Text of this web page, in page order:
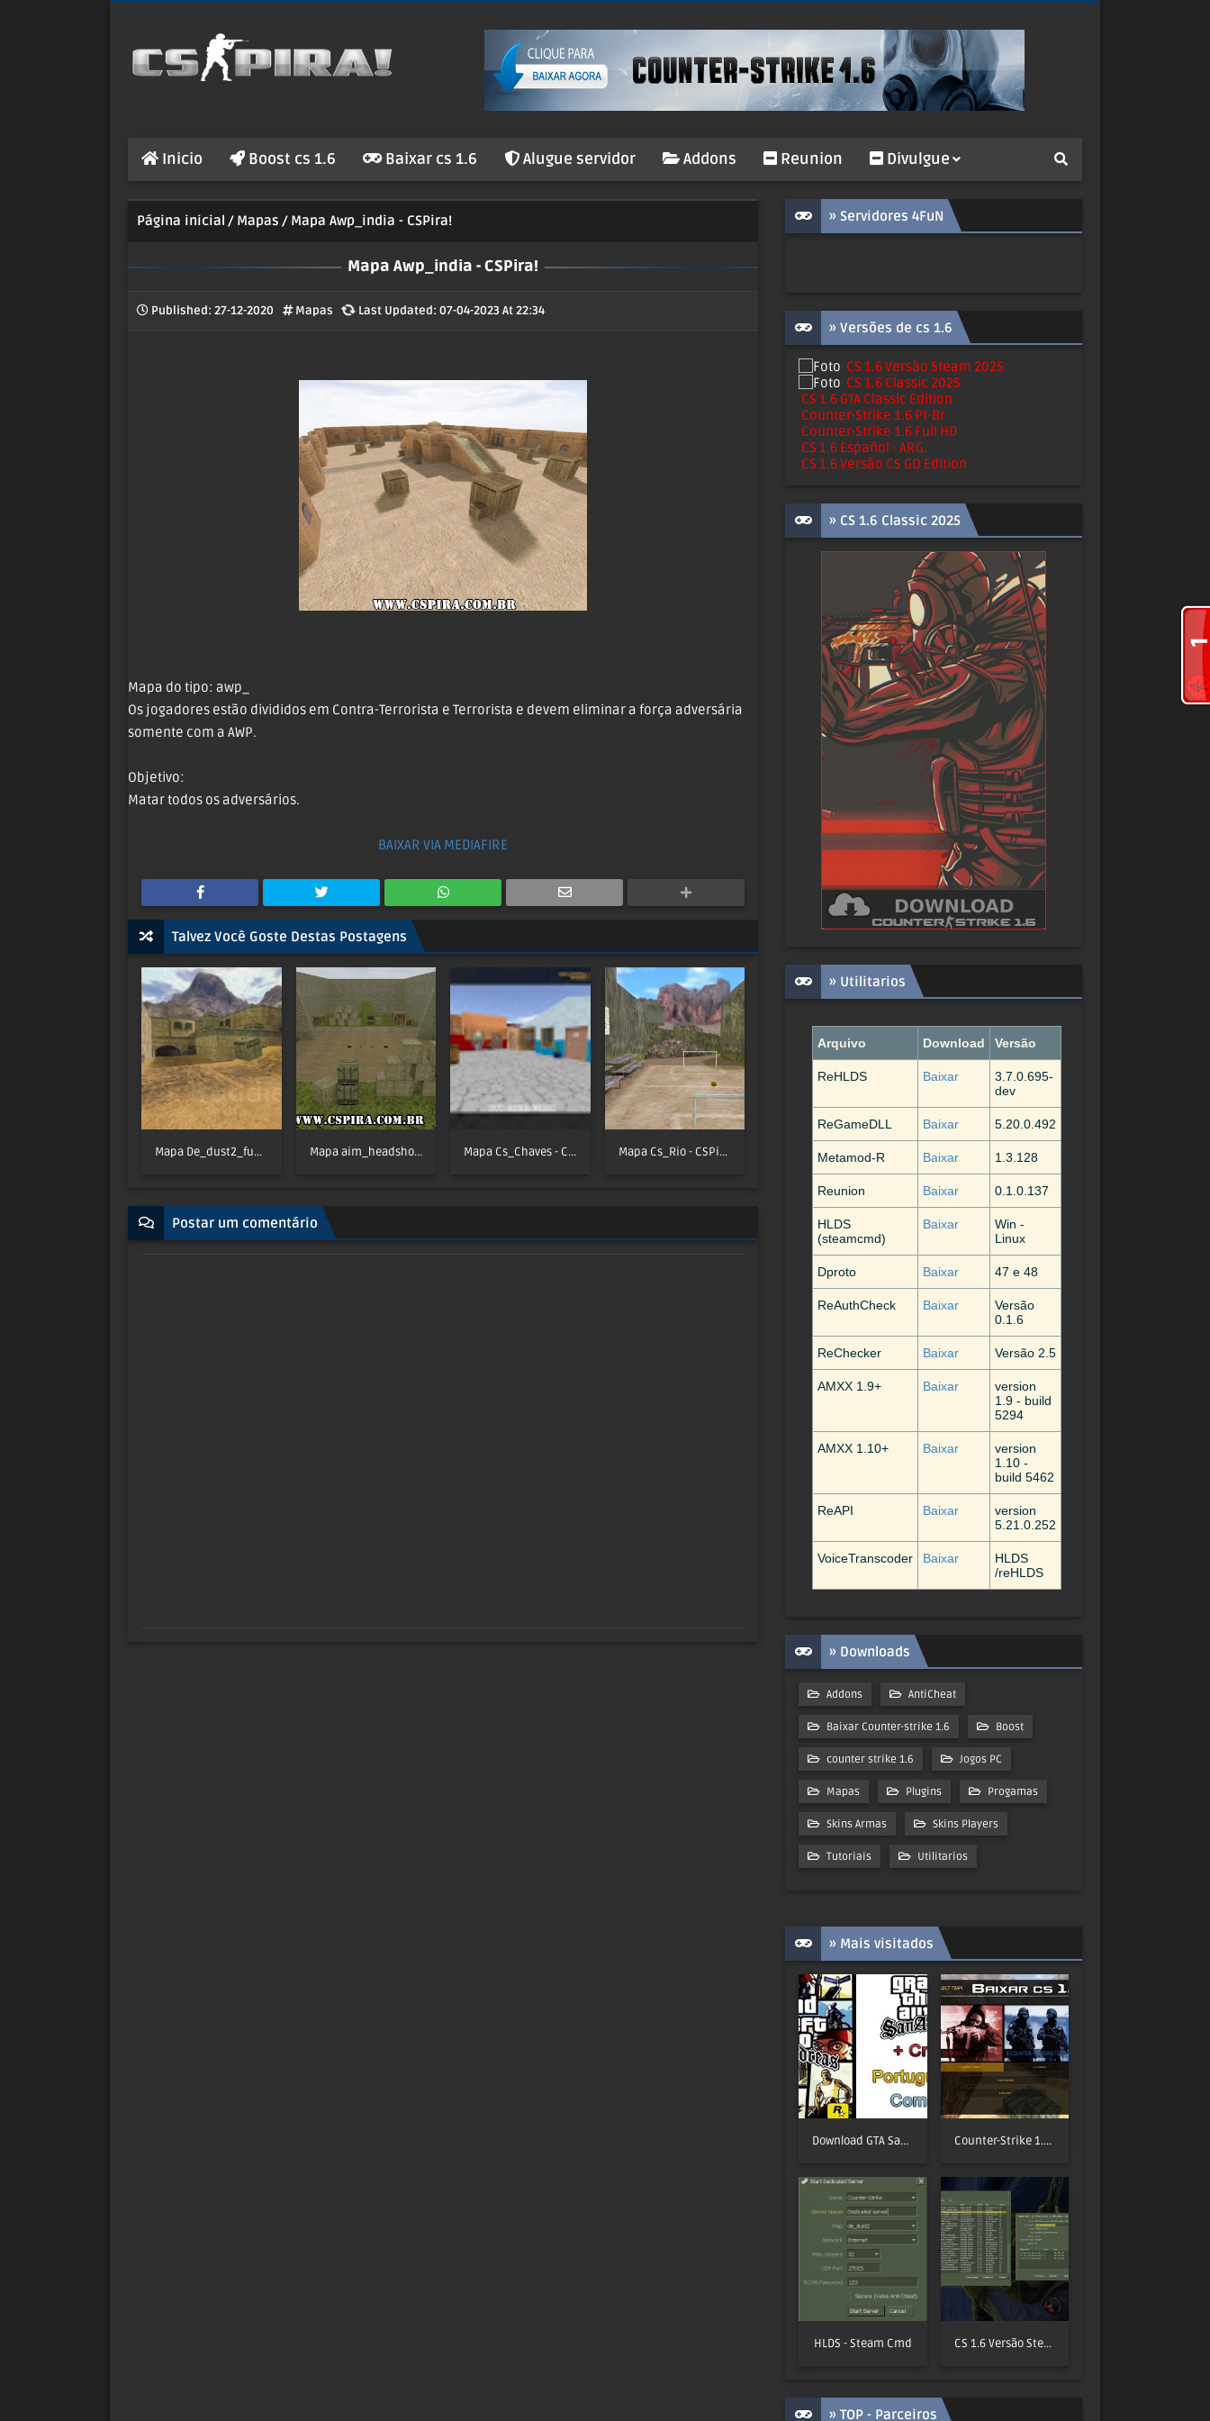
Inicio Boost cs 1.6 Baixar cs 1.6 Alugue servidor Addons Reunion Divulgue
Página inicial Mapas Mapa Awp_india - CSPira!
Mapa Awp_india - CSPira!
Published: 27-12-2020 Mapas Last Updated: 07-04-2023 At 22:34
Mapa do tipo: awp_
Os jogadores estão divididos em Contra-Terrorista e Terrorista e devem eliminar a força adversária
somente com a AWP.
Objetivo:
Matar todos os adversários.
BAIXAR VIA MEDIAFIRE
Talvez Você Goste Destas Postagens
Mapa De_dust2_fundo_extreme - CSPira! Mapa aim_headshot - CSPira! Mapa Cs_Chaves - CSPira! Mapa Cs_Rio - CSPira!
Postar um comentário
» Servidores 4FuN
» Versões de cs 1.6
CS 1.6 Versão Steam 2025
CS 1.6 Classic 2025
CS 1.6 GTA Classic Edition
Counter-Strike 1.6 Pt-Br
Counter-Strike 1.6 Full HD
CS 1.6 Español - ARG.
CS 1.6 Versão CS GO Edition
» CS 1.6 Classic 2025
» Utilitarios
Arquivo Download Versão
ReHLDS Baixar
3.7.0.695-
dev
ReGameDLL Baixar 5.20.0.492
Metamod-R Baixar 1.3.128
Reunion Baixar 0.1.0.137
HLDS
(steamcmd)
Baixar
Win -
Linux
Dproto Baixar 47 e 48
ReAuthCheck Baixar
Versão
0.1.6
ReChecker Baixar Versão 2.5
AMXX 1.9+ Baixar
version
1.9 - build
5294
AMXX 1.10+ Baixar
version
1.10 -
build 5462
ReAPI Baixar
version
5.21.0.252
VoiceTranscoder Baixar
HLDS
/reHLDS
» Downloads
Addons AntiCheat
Baixar Counter-strike 1.6 Boost
counter strike 1.6 Jogos PC
Mapas Plugins Progamas
Skins Armas Skins Players
Tutoriais Utilitarios
» Mais visitados
Download GTA San Andreas (PC) PT-BR Completo Counter-Strike 1.6 Classic (2025)
HLDS - Steam Cmd CS 1.6 Versão Steam atualizada (2025)
» TOP - Parceiros